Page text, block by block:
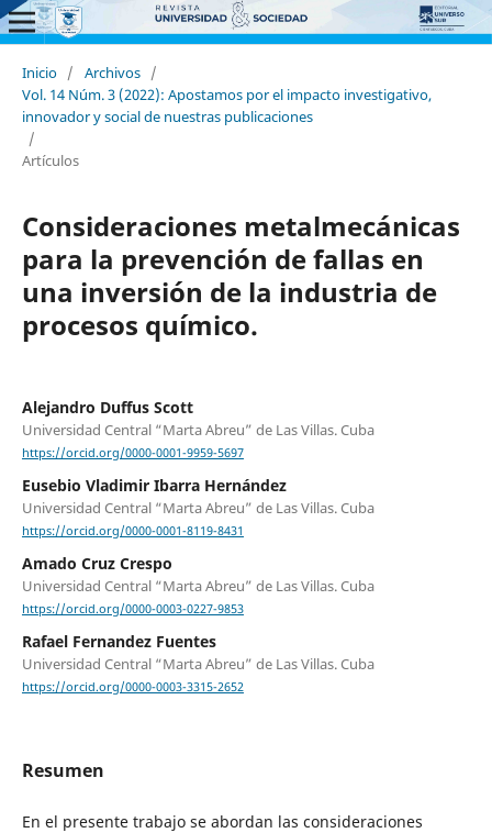
Inicio / Archivos /
Vol. 14 Núm. 3 (2022): Apostamos por el impacto investigativo,
innovador y social de nuestras publicaciones
/
Artículos
Consideraciones metalmecánicas
para la prevención de fallas en
una inversión de la industria de
procesos químico.
Alejandro Duffus Scott
Universidad Central “Marta Abreu” de Las Villas. Cuba
https://orcid.org/0000-0001-9959-5697
Eusebio Vladimir Ibarra Hernández
Universidad Central “Marta Abreu” de Las Villas. Cuba
https://orcid.org/0000-0001-8119-8431
Amado Cruz Crespo
Universidad Central “Marta Abreu” de Las Villas. Cuba
https://orcid.org/0000-0003-0227-9853
Rafael Fernandez Fuentes
Universidad Central “Marta Abreu” de Las Villas. Cuba
https://orcid.org/0000-0003-3315-2652
Resumen
En el presente trabajo se abordan las consideraciones